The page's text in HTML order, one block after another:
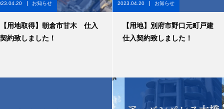
お知らせ
【用地取得】朝倉市甘木 仕入
契約致しました！
2023.04.20 お知らせ
【用地】別府市野口元町戸建
仕入契約致しました！